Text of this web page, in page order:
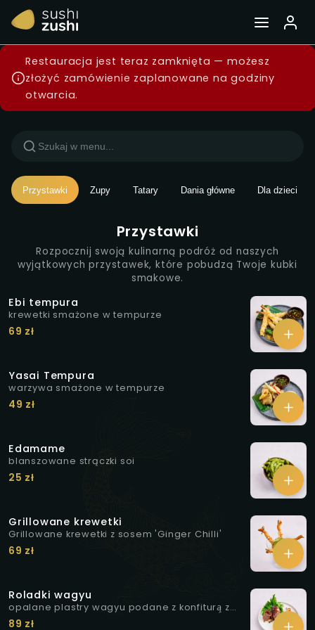
Menu — Sushi Zushi
Restauracja jest teraz zamknięta — możesz
złożyć zamówienie zaplanowane na godziny
otwarcia.
Przystawki Zupy Tatary Dania główne Dla dzieci
Przystawki
Rozpocznij swoją kulinarną podróż od naszych
wyjątkowych przystawek, które pobudzą Twoje kubki
smakowe.
Ebi tempura
krewetki smażone w tempurze
69 zł
Yasai Tempura
warzywa smażone w tempurze
49 zł
Edamame
blanszowane strączki soi
25 zł
Grillowane krewetki
Grillowane krewetki z sosem 'Ginger Chilli'
69 zł
Roladki wagyu
opalane plastry wagyu podane z konfiturą̨ z
białej cebuli i curry, marynowanymi grzybkami
89 zł